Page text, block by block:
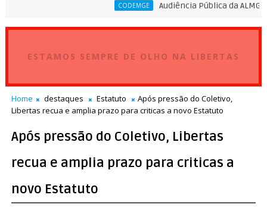
CODEMGE Audiência Pública da ALMG vai
ESTAMOS SEMPRE DE OLHO NA LIBERTAS
Home destaques Estatuto
Após pressão do Coletivo,
Libertas recua e amplia prazo para criticas a novo Estatuto
Após pressão do Coletivo, Libertas
recua e amplia prazo para criticas a
novo Estatuto